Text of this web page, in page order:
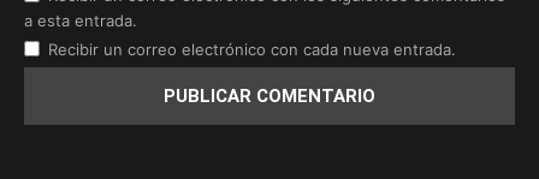
a esta entrada.
Recibir un correo electrónico con cada nueva entrada.